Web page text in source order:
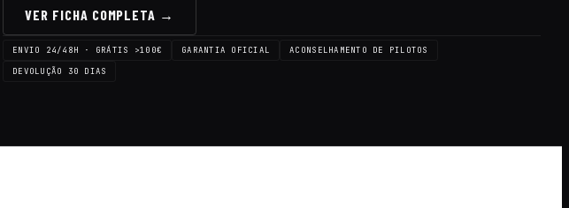
VER FICHA COMPLETA →
ENVIO 24/48H · GRÁTIS >100€ GARANTIA OFICIAL
ACONSELHAMENTO DE PILOTOS
DEVOLUÇÃO 30 DIAS